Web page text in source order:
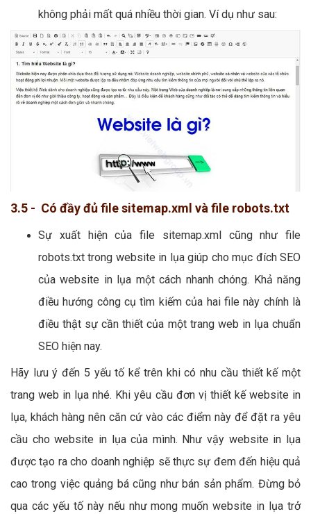
không phải mất quá nhiều thời gian. Ví dụ như sau:
3.5 - Có đầy đủ file sitemap.xml và file robots.txt
Sự xuất hiện của file sitemap.xml cũng như file
robots.txt trong website in lụa giúp cho mục đích SEO
của website in lụa một cách nhanh chóng. Khả năng
điều hướng công cụ tìm kiếm của hai file này chính là
điều thật sự cần thiết của một trang web in lụa chuẩn
SEO hiện nay.
Hãy lưu ý đến 5 yếu tố kể trên khi có nhu cầu thiết kế một
trang web in lụa nhé. Khi yêu cầu đơn vị thiết kế website in
lụa, khách hàng nên căn cứ vào các điểm này để đặt ra yêu
cầu cho website in lụa của mình. Như vậy website in lụa
được tạo ra cho doanh nghiệp sẽ thực sự đem đến hiệu quả
cao trong việc quảng bá cũng như bán sản phẩm. Đừng bỏ
qua các yếu tố này nếu như mong muốn website in lụa trở